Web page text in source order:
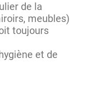
de la
meubles)
toujours
et de